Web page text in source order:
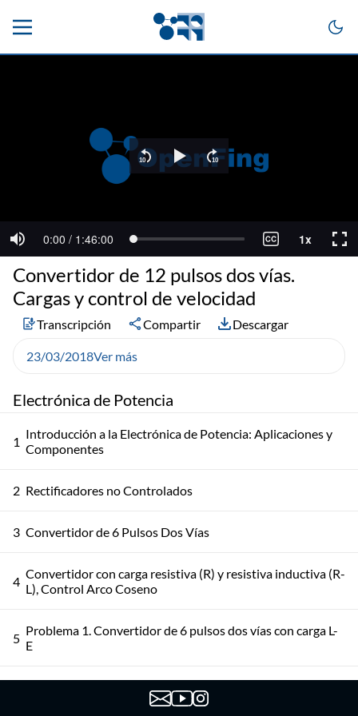
Electrónica de Potencia
1 Introducción a la Electrónica de Potencia: Aplicaciones y
Componentes
2 Rectificadores no Controlados
3 Convertidor de 6 Pulsos Dos Vías
4 Convertidor con carga resistiva (R) y resistiva inductiva (R-
L), Control Arco Coseno
5 Problema 1. Convertidor de 6 pulsos dos vías con carga L-
E
Práctico conmutados por la red. Problemas 2 y 3.
Convertidor de 12 pulsos dos vías.
Cargas y control de velocidad
Transcripción Compartir Descargar
23/03/2018Ver más